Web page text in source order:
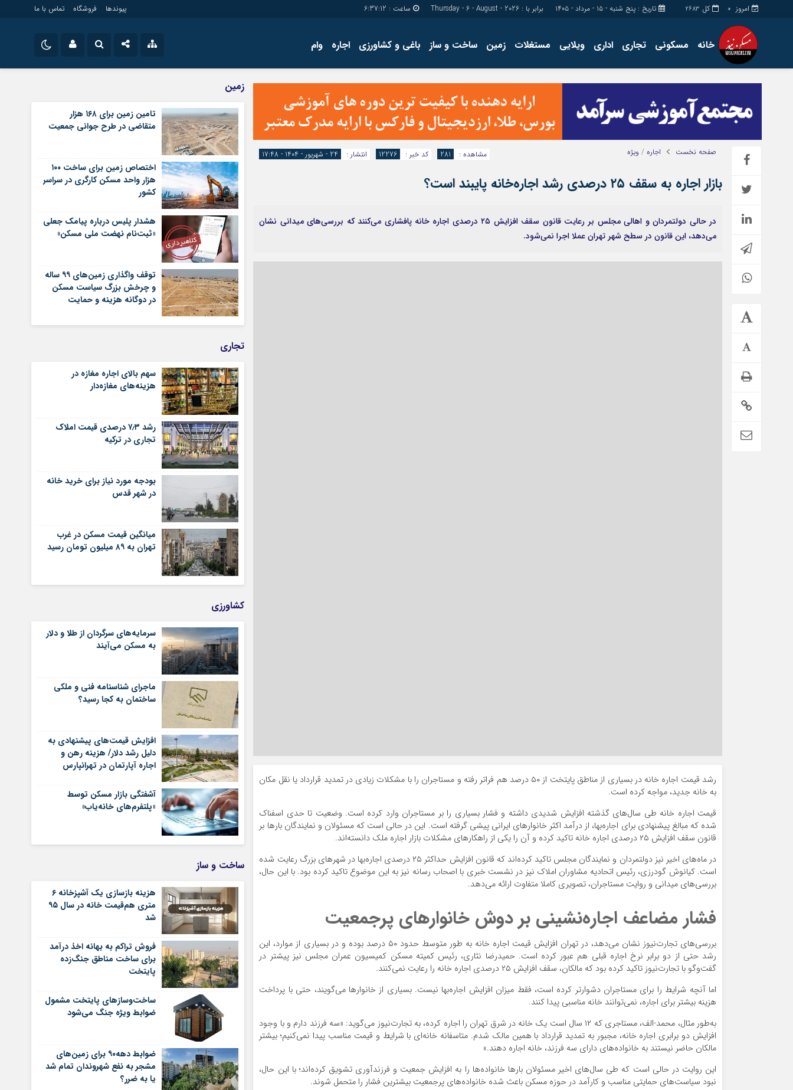
کل 2683 امروز 0 تاریخ : پنج شنبه - ۱۵ - مرداد - ۱۴۰۵ برابر با : Thursday - 6 - August - 2026 ساعت : 6:37:13 پیوندها فروشگاه تماس با ما
خانه مسکونی تجاری اداری ویلایی مستغلات زمین ساخت و ساز باغی و کشاورزی اجاره وام
سروش
ایتا
آپارات
اپلیکیشن
رمز عبور
مرا به خاطر بسپار
اداری
تجاری
ساخت و ساز
چند رسانه
گالری فیلم
گالری عکس
دسترسی سریع
تماس با ما
پیوندهای سایت
سبد خريد
برگه دو ستونه
پیوندها
گروه اجتماعی
گروه اقتصاد
گروه فرهنگ
تجاری
زمین
ساخت و ساز
صفحه نخست اجاره / ویژه انتشار : 24 - شهریور - 1404 - 17:48 کد خبر : 12276 مشاهده : 281
بازار اجاره به سقف ۲۵ درصدی رشد اجاره‌خانه پایبند است؟
در حالی دولتمردان و اهالی مجلس بر رعایت قانون سقف افزایش ۲۵ درصدی اجاره خانه پافشاری می‌کنند که بررسی‌های میدانی نشان
می‌دهد، این قانون در سطح شهر تهران عملا اجرا نمی‌شود.
رشد قیمت اجاره خانه در بسیاری از مناطق پایتخت از ۵۰ درصد هم فراتر رفته و مستاجران را با مشکلات زیادی در تمدید قرارداد یا نقل مکان
به خانه جدید، مواجه کرده است.
قیمت اجاره خانه طی سال‌های گذشته افزایش شدیدی داشته و فشار بسیاری را بر مستاجران وارد کرده است. وضعیت تا حدی اسفناک
شده که مبالغ پیشنهادی برای اجاره‌بها، از درآمد اکثر خانوارهای ایرانی پیشی گرفته است. این در حالی است که مسئولان و نمایندگان بارها بر
قانون سقف افزایش ۲۵ درصدی اجاره خانه تاکید کرده و آن را یکی از راهکارهای مشکلات بازار اجاره ملک دانسته‌اند.
در ماه‌های اخیر نیز دولتمردان و نمایندگان مجلس تاکید کرده‌اند که قانون افزایش حداکثر ۲۵ درصدی اجاره‌بها در شهرهای بزرگ رعایت شده
است. کیانوش گودرزی، رئیس اتحادیه مشاوران املاک نیز در نشست خبری با اصحاب رسانه نیز به این موضوع تاکید کرده بود. با این حال،
بررسی‌های میدانی و روایت مستاجران، تصویری کاملا متفاوت ارائه می‌دهد.
فشار مضاعف اجاره‌نشینی بر دوش خانوارهای پرجمعیت
بررسی‌های تجارت‌نیوز
نشان می‌دهد، در تهران افزایش قیمت اجاره خانه به طور متوسط حدود ۵۰ درصد بوده و در بسیاری از موارد، این
رشد حتی از دو برابر نرخ اجاره قبلی هم عبور کرده است. حمیدرضا نثاری، رئیس کمیته مسکن کمیسیون عمران مجلس نیز پیشتر در
گفت‌‎وگو با
تجارت‌نیوزتاکید کرده بود که مالکان، سقف افزایش ۲۵ درصدی اجاره خانه را رعایت نمی‌کنند.
اما آنچه شرایط را برای مستاجران دشوارتر کرده است، فقط میزان افزایش اجاره‌بها نیست. بسیاری از خانوارها می‌گویند، حتی با پرداخت
هزینه بیشتر برای اجاره، نمی‌توانند خانه مناسبی پیدا کنند.
به‌طور مثال، محمد-الف، مستاجری که ۱۲ سال است یک خانه در شرق تهران را اجاره کرده، به
تجارت‌نیوز می‌گوید: «سه فرزند دارم و با وجود
افزایش دو برابری اجاره خانه، مجبور به تمدید قرارداد با همین مالک شدم. متاسفانه خانه‌ای با شرایط و قیمت مناسب پیدا نمی‌کنیم؛ بیشتر
مالکان حاضر نیستند به خانواده‌های دارای سه فرزند، خانه اجاره دهند.»
این روایت در حالی است که طی سال‌های اخیر مسئولان بارها خانواده‌ها را به افزایش جمعیت و فرزندآوری تشویق کرده‌اند؛ با این حال،
نبود سیاست‌های حمایتی مناسب و کارآمد در حوزه مسکن باعث شده خانواده‌های پرجمعیت بیشترین فشار را متحمل شوند.
زمین
تامین زمین برای ۱۶۸ هزار
متقاضی در طرح جوانی جمعیت
اختصاص زمین برای ساخت ۱۰۰
هزار واحد مسکن کارگری در سراسر
کشور
هشدار پلیس درباره پیامک جعلی
«ثبت‌نام نهضت ملی مسکن»
توقف واگذاری زمین‌های ۹۹ ساله
و چرخش بزرگ سیاست مسکن
در دوگانه هزینه و حمایت
تجاری
سهم بالای اجاره‌‌ مغازه در
هزینه‌‌های مغازه‌‌دار
رشد ۷٫۳ درصدی قیمت‌ املاک
تجاری در ترکیه
بودجه مورد نیاز برای خرید خانه
در شهر قدس
میانگین قیمت مسکن در غرب
تهران به ۸۹ میلیون تومان رسید
کشاورزی
سرمایه‌های سرگردان از طلا و دلار
به مسکن می‌آیند
ماجرای شناسنامه‌ فنی و ملکی
ساختمان به کجا رسید؟
افزایش قیمت‌های پیشنهادی به
دلیل رشد دلار/ هزینه رهن و
اجاره آپارتمان در تهرانپارس
آشفتگی بازار مسکن توسط
«پلتفرم‌های خانه‌یاب»
ساخت و ساز
هزینه بازسازی یک آشپزخانه ۶
متری هم‌قیمت خانه در سال ۹۵
شد
فروش تراکم به بهانه اخذ درآمد
برای ساخت مناطق جنگ‌زده
پایتخت
ساخت‌وسازهای پایتخت مشمول
ضوابط ویژه جنگ می‌شود
ضوابط دهه۹۰ برای زمین‌های
مشجر به نفع شهروندان تمام شد
یا به ضرر؟